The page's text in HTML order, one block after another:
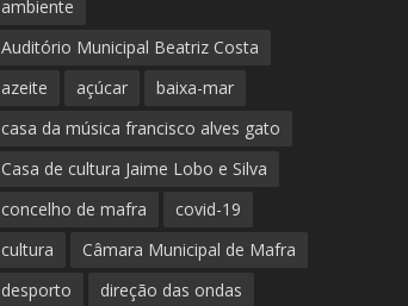
ambiente
Auditório Municipal Beatriz Costa
azeite
açúcar
baixa-mar
casa da música francisco alves gato
Casa de cultura Jaime Lobo e Silva
concelho de mafra
covid-19
cultura
Câmara Municipal de Mafra
desporto
direção das ondas